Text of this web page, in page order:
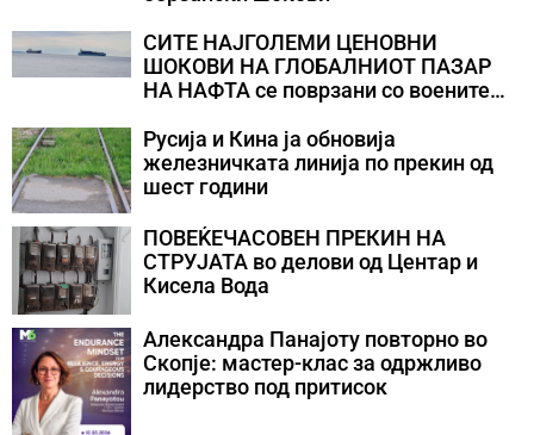
СИТЕ НАЈГОЛЕМИ ЦЕНОВНИ
ШОКОВИ НА ГЛОБАЛНИОТ ПАЗАР
НА НАФТА се поврзани со воените
Русија и Кина ја обновија
железничката линија по прекин од
шест години
ПОВЕЌЕЧАСОВЕН ПРЕКИН НА
СТРУЈАТА во делови од Центар и
Кисела Вода
Александра Панајоту повторно во
Скопје: мастер-клас за одржливо
лидерство под притисок